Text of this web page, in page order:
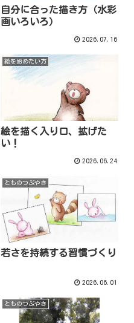
自分に合った描き方（水彩
画いろいろ）
2026.07.16
絵を始めたい方
絵を描く入り口、拡げた
い！
2026.06.24
とものつぶやき
若さを持続する習慣づくり
2026.06.01
とものつぶやき